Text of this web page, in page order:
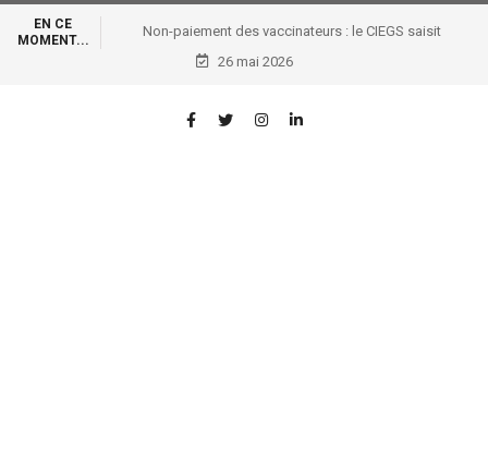
EN CE
MOMENT...
Non-paiement des vaccinateurs : le CIEGS saisit
Tshisekedi et les bailleurs internationaux
26 mai 2026